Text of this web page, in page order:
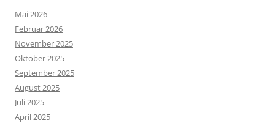
Mai 2026
Februar 2026
November 2025
Oktober 2025
September 2025
August 2025
Juli 2025
April 2025